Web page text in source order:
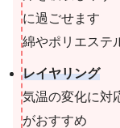
に過ごせます
綿やポリエステ
レイヤリング
気温の変化に対
がおすすめ